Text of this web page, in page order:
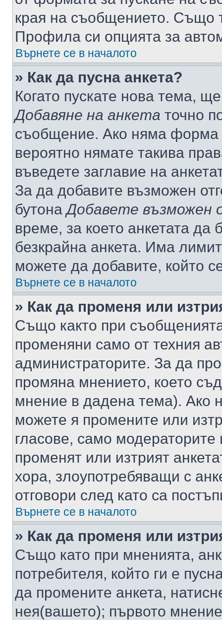
края на съобщението. Също
Профила си опцията за
Върнете се в началото
» Как да пусна анкета?
Когато пускате нова тема,
Добавяне на анкета точно
съобщение. Ако няма форма
вероятно нямате такива
въведете заглавие на
За да добавите възможен
бутонаДобавете възможен
време, за което анкетата да
безкрайна анкета. Има
можете да добавите, който
Върнете се в началото
» Как да променя или
Също както при
променяни само от техния
администраторите. За да
промяна мнението, което
мнение в дадена тема). Ако
можете я промените или
гласове, само
променят или изтрият
хора, злоупотребяващи с
отговори след като са
Върнете се в началото
» Как да променя или
Също като при мненията,
потребителя, който ги е
да промените анкета,
нея(вашето); първото